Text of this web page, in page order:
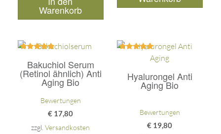
Warenkorb
Bakuchiol Serum
(Retinol ähnlich) Anti
Aging Bio
mit
5.00
von 5
Bewertungen
€ 17,80
zzgl.Versandkosten
Hyalurongel Anti
Aging Bio
von 5
Bewertungen
€ 19,80